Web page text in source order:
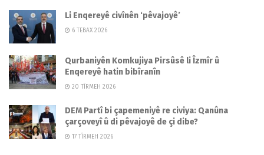
Li Enqereyê civînên ‘pêvajoyê’
6 TEBAX 2026
Qurbaniyên Komkujiya Pirsûsê li Îzmîr û
Enqereyê hatin bibîranîn
20 TÎRMEH 2026
DEM Partî bi çapemeniyê re civiya: Qanûna
çarçoveyî û di pêvajoyê de çi dibe?
17 TÎRMEH 2026